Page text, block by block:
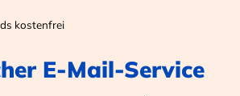
kostenfrei
E-Mail-Service